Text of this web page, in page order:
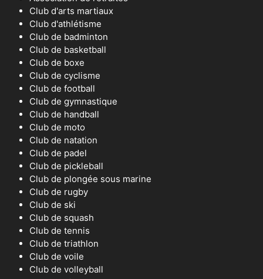
Club d'arts martiaux
Club d'athlétisme
Club de badminton
Club de basketball
Club de boxe
Club de cyclisme
Club de football
Club de gymnastique
Club de handball
Club de moto
Club de natation
Club de padel
Club de pickleball
Club de plongée sous marine
Club de rugby
Club de ski
Club de squash
Club de tennis
Club de triathlon
Club de voile
Club de volleyball